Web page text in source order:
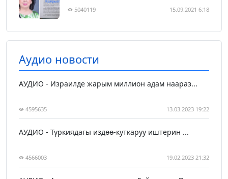
5040119 15.09.2021 6:18
Аудио новости
АУДИО - Израилде жарым миллион адам наараз...
4595635 13.03.2023 19:22
АУДИО - Түркиядагы издөө-куткаруу иштерин ...
4566003 19.02.2023 21:32